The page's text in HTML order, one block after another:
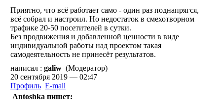
Приятно, что всё работает само - один раз поднапрягся,
всё собрал и настроил. Но недостаток в смехотворном
трафике 20-50 посетителей в сутки.
Без продвижения и добавленной ценности в виде
индивидуальной работы над проектом такая
самодеятельность не принесёт результатов.
написал : galiw (Модератор)
20 сентября 2019 — 02:47
Профиль E-mail
Antoshka пишет: